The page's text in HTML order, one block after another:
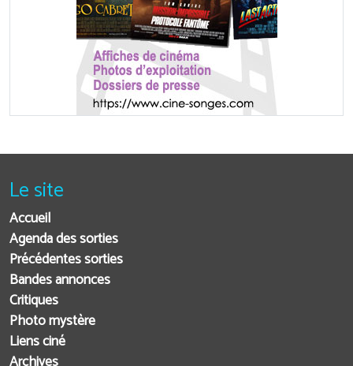
Le site
Accueil
Agenda des sorties
Précédentes sorties
Bandes annonces
Critiques
Photo mystère
Liens ciné